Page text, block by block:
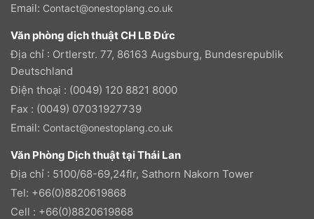
Email: Contact@onestoplang.co.uk
Văn phòng dịch thuật CH LB Đức
Địa chỉ : Ortlerstr. 77, 86163 Augsburg, Bundesrepublik
Deutschland
Điện thoại : (0049) 120 8821 8000
Fax : (0049) 07031927739
Email: Contact@onestoplang.co.uk
Văn Phòng Dịch thuật tại Thái Lan
Địa chỉ : 5100/68-69,24flr, Sathorn Nakorn Tower
Tel: +66(0)8820619868
Cell : +66(0)8820619868